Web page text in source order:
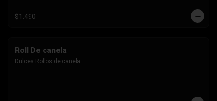
$1.490
Roll De canela
Dulces Rollos de canela